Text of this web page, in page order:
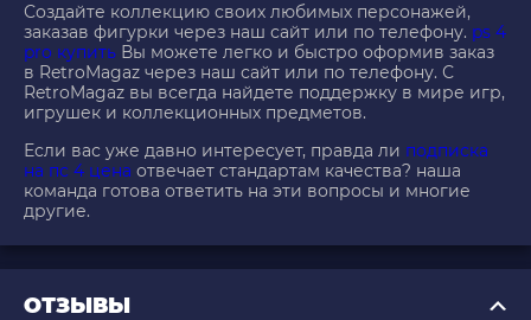
Создайте коллекцию своих любимых персонажей,
заказав фигурки через наш сайт или по телефону. ps 4
pro купить Вы можете легко и быстро оформив заказ
в RetroMagaz через наш сайт или по телефону. С
RetroMagaz вы всегда найдете поддержку в мире игр,
игрушек и коллекционных предметов.
Если вас уже давно интересует, правда ли подписка
на пс 4 цена отвечает стандартам качества? наша
команда готова ответить на эти вопросы и многие
другие.
ОТЗЫВЫ